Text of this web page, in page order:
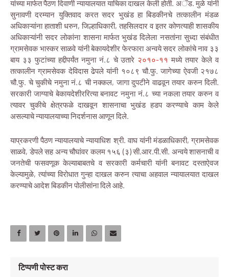
यांच्या मार्फत पैठण दिवाणी न्यायालयात याचिका दाखल केली होती. अॅड. मुळे यांनी
सुनावणी दरम्यान युक्तिवाद करत सदर भुखंड हा बिडकीनचे तत्कालीन मंडळ
अधिकाऱ्यांना हाताशी धरुन, जिल्हाधिकारी, तहसिलदार व इतर कोणत्याही शासकीय
अधिकाऱ्यांनी सदर लोकांना शासना मार्फत भुखंड दिलेला नसतांना सुध्दा संबंधीत
ग्रामसेवक भास्कर साळवे यांनी बेकायदेशीर फेरफारा अन्वये सदर लोकांचे नाव ३३
बाय ३३ फुटांच्या हद्दीपर्यंत नमुना नं.८ चे उतारे २०१०-११ मध्ये तयार केले व
तत्कालीन ग्रामसेवक देविदास ढेपले यांनी १०८९ चौ.फु. जागेच्या ऐवजी २१७८
चौ.फु. चे चुकीचे नमुना नं.८ ची नक्कल, जागा दुपटीने वाढवून तयार करुन दिली.
सरकारी जाग्याचे बेकायदेशीररित्या बनावट नमुना नं.८ च्या नकला तयार करुन व
त्यावर चुकीचे क्षेत्रफळे दाखवून शासनाचा भुखंड हडप करण्याचे काम केले
असल्याचे न्यायालयाच्या निदर्शनास आणून दिले.
याप्रकरणी पैठण न्यायालयाचे न्यायाधिश श्री. वाघ यांनी मंडळाधिकारी, ग्रामसेवक
साळवे, डेपले सह अन्य चौघांवर कलम १५६ (३) सी.आर.पी.सी. अन्वये शासनाची व
जनतेची फसवणूक केल्याबाबतचे व सरकारी कर्मचारी यांनी बनावट दस्ताऐवज
केल्यामुळे, त्यांच्या विरोधात गुन्हा दाखल करुन त्याचा अहवाल न्यायालयात दाखल
करण्याचे आदेश बिडकीन पोलीसांना दिले आहे.
टिप्पणी पोस्ट करा